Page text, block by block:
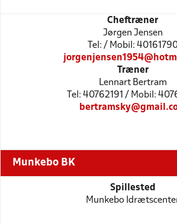
Cheftræner
Jørgen Jensen
Tel: / Mobil:
Træner
Lennart Bertram
Tel: 40762191 / Mobil:
Munkebo BK
Spillested
Munkebo